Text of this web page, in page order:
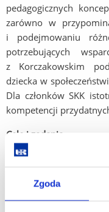
Zgoda
pedagogicznych
zarówno w
i podejmowaniu
potrzebujących
z Korczakowskim
dziecka w
Dla członków SKK
kompetencji
Cele i zadania
Nadrzędnym celem
niezbędnych do
wychowawcy i